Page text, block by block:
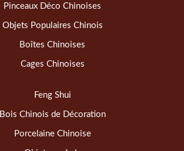
Pinceaux Déco Chinoises
Objets Populaires Chinois
Boîtes Chinoises
Cages Chinoises
Feng Shui
Bois Chinois de Décoration
Porcelaine Chinoise